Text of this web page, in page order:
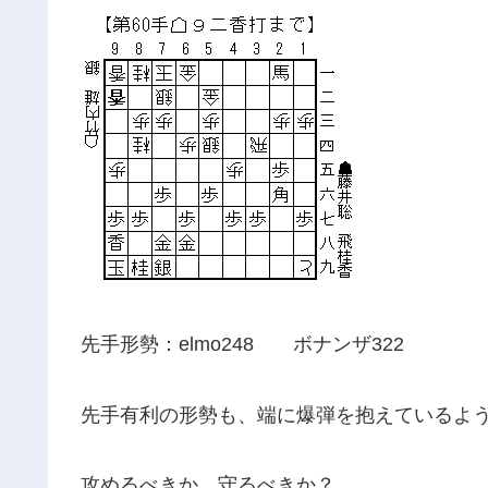
先手形勢：elmo248 ボナンザ322
先手有利の形勢も、端に爆弾を抱えているよ